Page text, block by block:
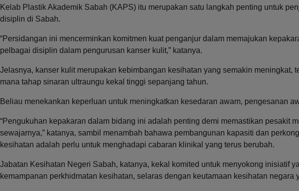
Kelab Plastik Akademik Sabah (KAPS) itu merupakan satu langkah penting untuk
disiplin di Sabah.
“Persidangan ini mencerminkan komitmen kuat penganjur dalam memajukan
pelbagai disiplin dalam pengurusan kanser kulit,” katanya.
Jelasnya, kanser kulit merupakan kebimbangan kesihatan yang semakin meningkat,
mana tahap sinaran ultraungu kekal tinggi sepanjang tahun.
Beliau menekankan keperluan untuk meningkatkan kesedaran awam, pengesanan
“Pengukuhan kepakaran dalam bidang ini adalah penting demi memastikan pesakit
sewajarnya,” katanya, sambil menambah bahawa pembangunan kapasiti dan
kesihatan adalah perlu untuk menghadapi cabaran klinikal yang terus berubah.
Jabatan Kesihatan Negeri Sabah, katanya, kekal komited untuk menyokong inisiatif
kemampanan perkhidmatan kesihatan, selaras dengan keutamaan kesihatan negara